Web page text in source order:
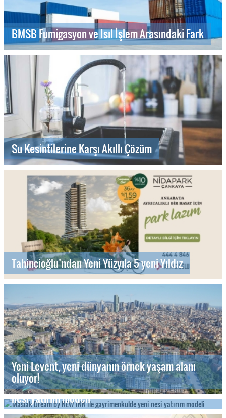
BMSB Fumigasyon ve Isıl İşlem Arasındaki Fark
Su Kesintilerine Karşı Akıllı Çözüm
Tahincioğlu’ndan Yeni Yüzyıla 5 yeni Yıldız
Yeni Levent, yeni dünyanın örnek yaşam alanı
oluyor!
Maslak Dream by NEW INN ile gayrimenkulde yeni
nesi yatırım modeli